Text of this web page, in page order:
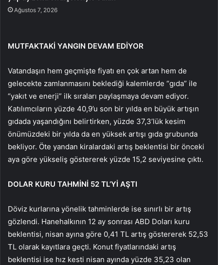
Ağustos 7, 2026
MUTFAKTAKİ YANGIN DEVAM EDİYOR
Vatandaşın hem geçmişte fiyatı en çok artan hem de
gelecekte zamlanmasını beklediği kalemlerde “gıda” ile
“yakıt ve enerji” ilk sıraları paylaşmaya devam ediyor.
Katılımcıların yüzde 40,9’u son bir yılda en büyük artışın
gıdada yaşandığını belirtirken, yüzde 37,3’lük kesim
önümüzdeki bir yılda da en yüksek artışı gıda grubunda
bekliyor. Öte yandan kiralardaki artış beklentisi bir önceki
aya göre yükseliş göstererek yüzde 15,2 seviyesine çıktı.
DOLAR KURU TAHMİNİ 52 TL’Yİ AŞTI
Döviz kurlarına yönelik tahminlerde ise sınırlı bir artış
gözlendi. Hanehalkının 12 ay sonrası ABD Doları kuru
beklentisi, nisan ayına göre 0,41 TL artış göstererek 52,53
TL olarak kayıtlara geçti. Konut fiyatlarındaki artış
beklentisi ise hız kesti nisan ayında yüzde 35,23 olan